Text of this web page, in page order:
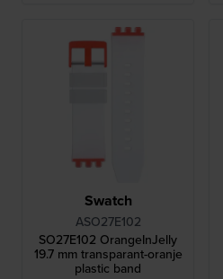
Swatch
ASO27E102
SO27E102 OrangeInJelly
19.7 mm transparant-oranje
plastic band